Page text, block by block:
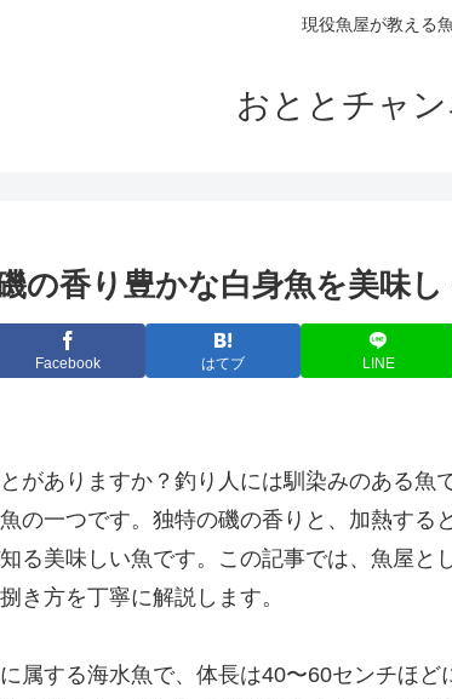
現役魚屋が教える
おととチャ
の香り豊かな白身魚を美味
Facebook はてブ LINE
がありますか？釣り人には馴染みのある魚
の一つです。独特の磯の香りと、加熱する
る美味しい魚です。この記事では、魚屋と
き方を丁寧に解説します。
属する海水魚で、体長は40〜60センチほど